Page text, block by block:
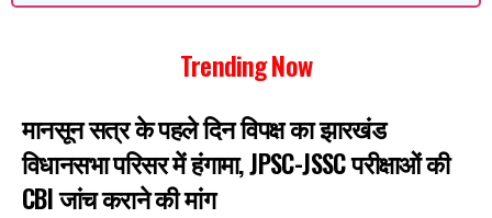
Trending Now
मानसून सत्र के पहले दिन विपक्ष का झारखंड
विधानसभा परिसर में हंगामा, JPSC-JSSC परीक्षाओं की
CBI जांच कराने की मांग